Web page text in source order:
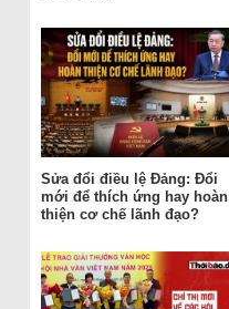
Sửa đổi điều lệ Đảng: Đổi
mới để thích ứng hay hoàn
thiện cơ chế lãnh đạo?